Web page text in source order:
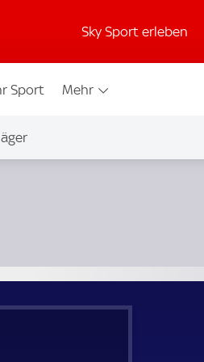
Sky Sport erleben
Sport Mehr